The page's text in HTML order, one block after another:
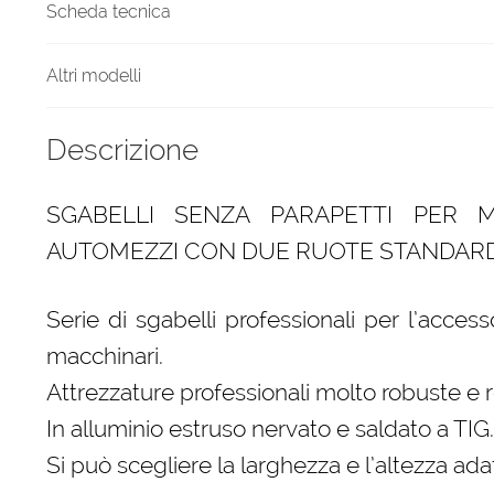
Scheda tecnica
Altri modelli
Descrizione
SGABELLI SENZA PARAPETTI PER
AUTOMEZZI CON DUE RUOTE
Serie di sgabelli professionali per
macchinari.
Attrezzature professionali molto robuste e
In alluminio estruso nervato e saldato a TIG.
Si può scegliere la larghezza e l’altezza